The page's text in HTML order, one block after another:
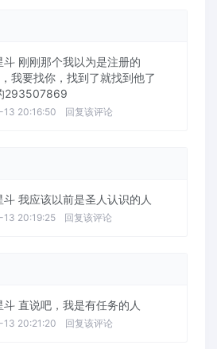
斗 刚刚那个我以为是注册的
我要找你，找到了就找到他了
293507869
20:16:50 回复该评论
斗 我应该以前是圣人认识的人
20:19:25 回复该评论
斗 直说吧，我是有任务的人
20:21:20 回复该评论